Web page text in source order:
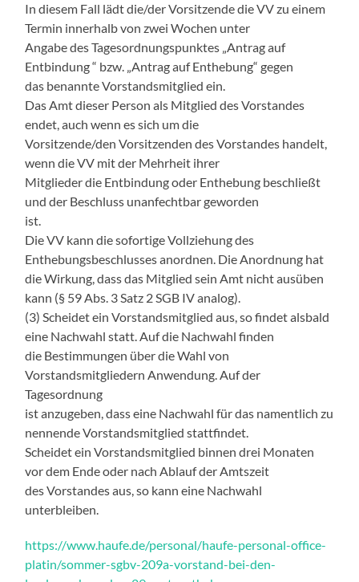
In diesem Fall lädt die/der Vorsitzende die VV zu einem
Termin innerhalb von zwei Wochen unter
Angabe des Tagesordnungspunktes „Antrag auf
Entbindung “ bzw. „Antrag auf Enthebung“ gegen
das benannte Vorstandsmitglied ein.
Das Amt dieser Person als Mitglied des Vorstandes
endet, auch wenn es sich um die
Vorsitzende/den Vorsitzenden des Vorstandes handelt,
wenn die VV mit der Mehrheit ihrer
Mitglieder die Entbindung oder Enthebung beschließt
und der Beschluss unanfechtbar geworden
ist.
Die VV kann die sofortige Vollziehung des
Enthebungsbeschlusses anordnen. Die Anordnung hat
die Wirkung, dass das Mitglied sein Amt nicht ausüben
kann (§ 59 Abs. 3 Satz 2 SGB IV analog).
(3) Scheidet ein Vorstandsmitglied aus, so findet alsbald
eine Nachwahl statt. Auf die Nachwahl finden
die Bestimmungen über die Wahl von
Vorstandsmitgliedern Anwendung. Auf der
Tagesordnung
ist anzugeben, dass eine Nachwahl für das namentlich zu
nennende Vorstandsmitglied stattfindet.
Scheidet ein Vorstandsmitglied binnen drei Monaten
vor dem Ende oder nach Ablauf der Amtszeit
des Vorstandes aus, so kann eine Nachwahl
unterbleiben.
https://www.haufe.de/personal/haufe-personal-office-
platin/sommer-sgbv-209a-vorstand-bei-den-